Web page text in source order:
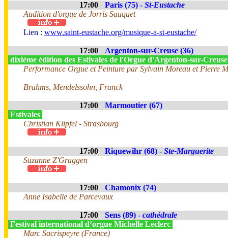
17:00 Paris (75) - St-Eustache
Audition d'orgue de Jorris Sauquet
Lien : www.saint-eustache.org/musique-a-st-eustache/
17:00
Argenton-sur-Creuse (36)
dixième édition des Estivales de l'Orgue d'Argenton-sur-
Performance Orgue et Peinture par Sylvain Moreau et Pierre
Brahms, Mendelssohn, Franck
17:00
Marmoutier (67)
Estivales
Christian Klipfel - Strasbourg
17:00 Riquewihr (68) - Ste-Marguerite
Suzanne Z'Graggen
17:00
Chamonix (74)
Anne Isabelle de Parcevaux
17:00 Sens (89) - cathédrale
Festival international d’orgue Michelle Leclerc
Marc Sacrispeyre (France)